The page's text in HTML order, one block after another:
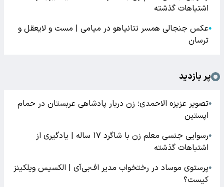
اشتباهات گذشته
●عکس جنجالی همسر نتانیاهو در میامی | مست و لایعقل و
ترسان
پر بازدید
●تصویر عزیزه الاحمدی؛ زن دربار پادشاهی عربستان در حمام
اپستین
●
رسوایی جنسی معلم زن با شاگرد ۱۷ ساله | یادگیری از
اشتباهات گذشته
●پرستوی موساد در رختخواب مدیر اف‌بی‌آی | الکسیس ویلکینز
کیست؟